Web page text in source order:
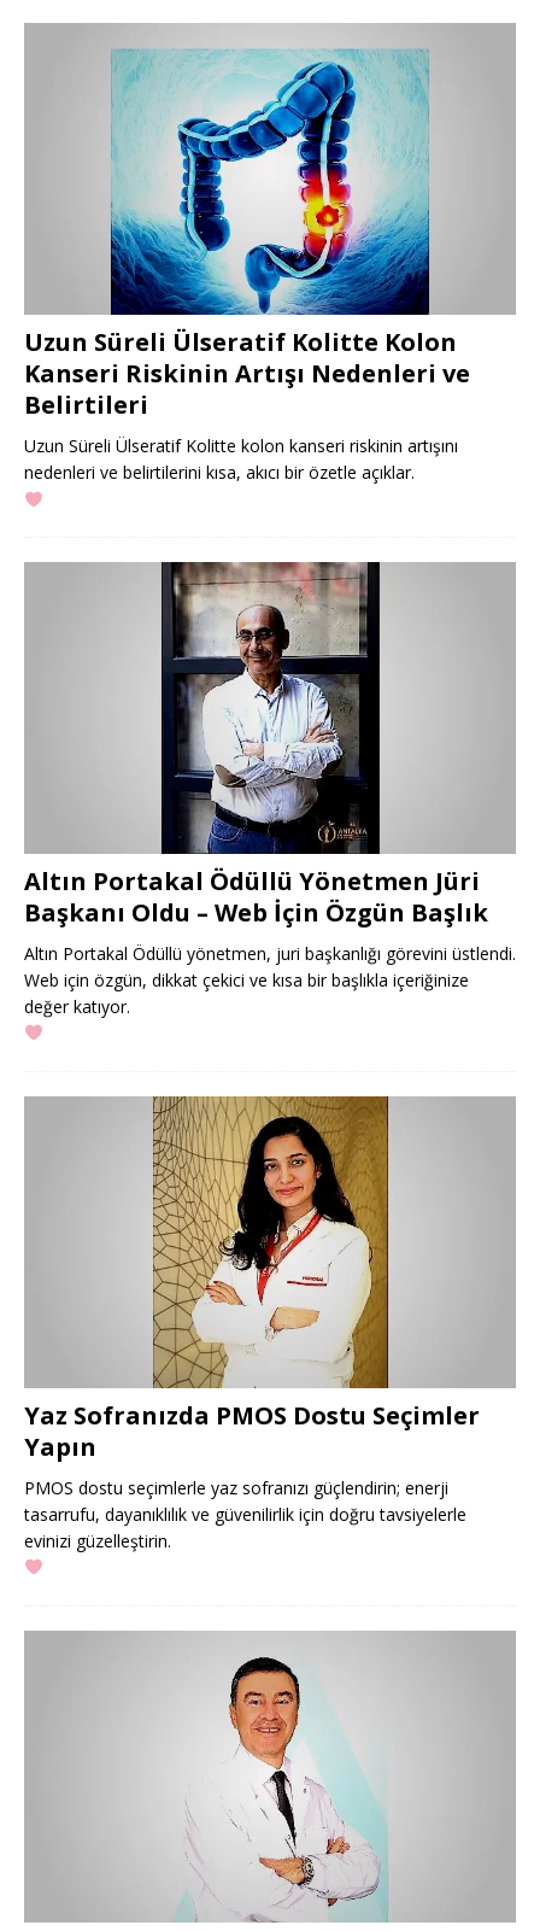
Uzun Süreli Ülseratif Kolitte Kolon
Kanseri Riskinin Artışı Nedenleri ve
Belirtileri
Uzun Süreli Ülseratif Kolitte kolon kanseri riskinin artışını
nedenleri ve belirtilerini kısa, akıcı bir özetle açıklar.
Altın Portakal Ödüllü Yönetmen Jüri
Başkanı Oldu – Web İçin Özgün Başlık
Altın Portakal Ödüllü yönetmen, juri başkanlığı görevini üstlendi.
Web için özgün, dikkat çekici ve kısa bir başlıkla içeriğinize
değer katıyor.
Yaz Sofranızda PMOS Dostu Seçimler
Yapın
PMOS dostu seçimlerle yaz sofranızı güçlendirin; enerji
tasarrufu, dayanıklılık ve güvenilirlik için doğru tavsiyelerle
evinizi güzelleştirin.